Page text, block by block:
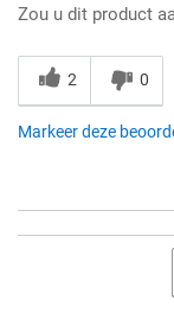
Zou u dit product
2 0
Markeer deze